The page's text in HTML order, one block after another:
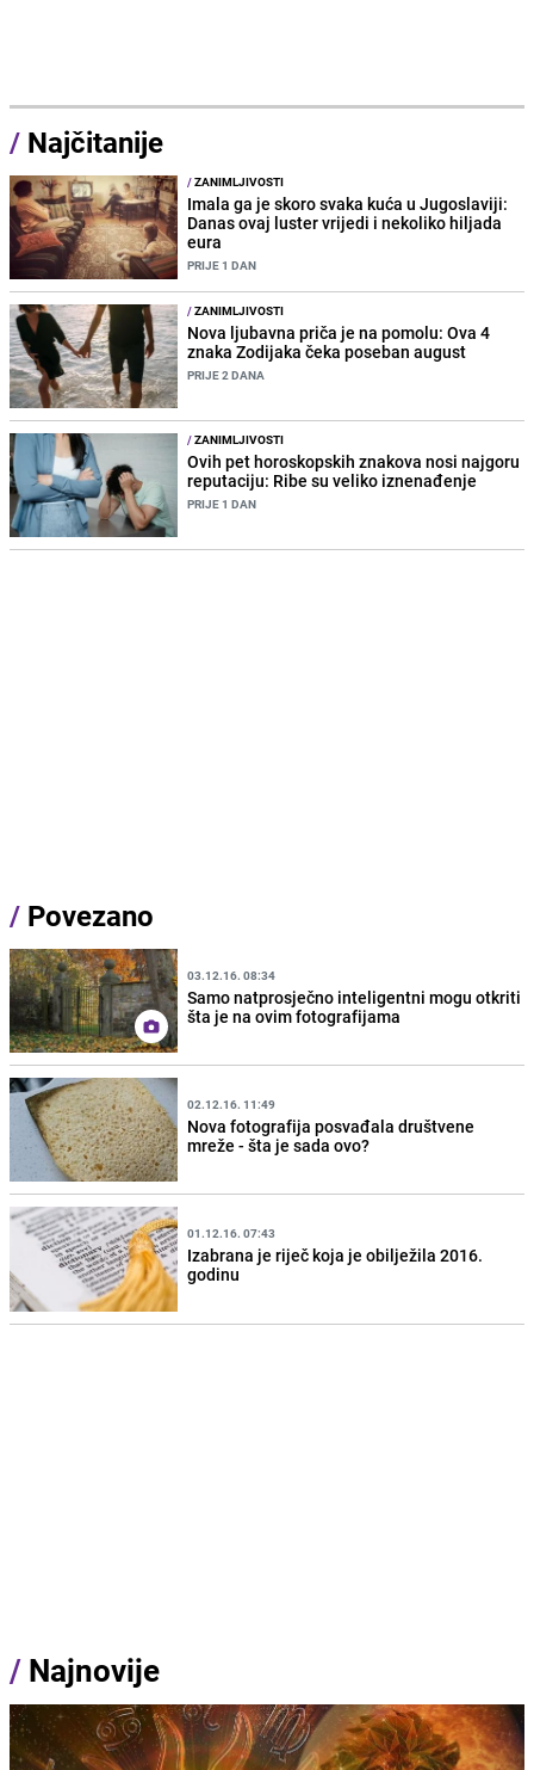
/ Najčitanije
/ZANIMLJIVOSTI
Imala ga je skoro svaka kuća u Jugoslaviji:
Danas ovaj luster vrijedi i nekoliko hiljada
eura
PRIJE 1 DAN
/ZANIMLJIVOSTI
Nova ljubavna priča je na pomolu: Ova 4
znaka Zodijaka čeka poseban august
PRIJE 2 DANA
/ZANIMLJIVOSTI
Ovih pet horoskopskih znakova nosi najgoru
reputaciju: Ribe su veliko iznenađenje
PRIJE 1 DAN
/ Povezano
03.12.16. 08:34
Samo natprosječno inteligentni mogu otkriti
šta je na ovim fotografijama
02.12.16. 11:49
Nova fotografija posvađala društvene
mreže - šta je sada ovo?
01.12.16. 07:43
Izabrana je riječ koja je obilježila 2016.
godinu
/ Najnovije